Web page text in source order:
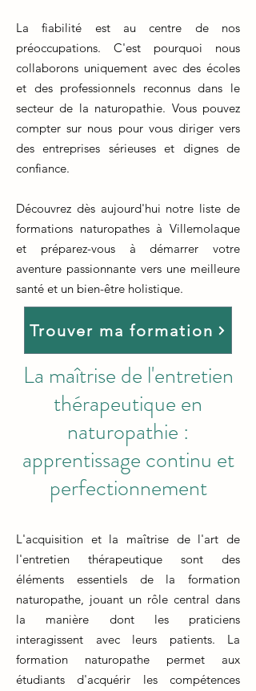
La fiabilité est au centre de nos
préoccupations. C'est pourquoi nous
collaborons uniquement avec des écoles
et des professionnels reconnus dans le
secteur de la naturopathie. Vous pouvez
compter sur nous pour vous diriger vers
des entreprises sérieuses et dignes de
confiance.
Découvrez dès aujourd'hui notre liste de
formations naturopathes à Villemolaque
et préparez-vous à démarrer votre
aventure passionnante vers une meilleure
santé et un bien-être holistique.
Trouver ma formation
La maîtrise de l'entretien
thérapeutique en
naturopathie :
apprentissage continu et
perfectionnement
L'acquisition et la maîtrise de l'art de
l'entretien thérapeutique sont des
éléments essentiels de la formation
naturopathe, jouant un rôle central dans
la manière dont les praticiens
interagissent avec leurs patients. La
formation naturopathe permet aux
étudiants d'acquérir les compétences